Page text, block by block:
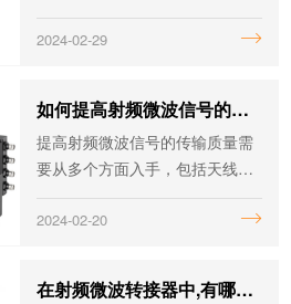
功率分配器。它能将一个天线信
号分配至多个接收设备，具备一
2024-02-29
如何提高射频微波信号的传输质量？
提高射频微波信号的传输质量需
要从多个方面入手，包括天线设
计、调制方式选择、信号处理技
术、材料和器件质量、传输路径
2024-02-20
在射频微波转接器中,有哪些重要的性能参数需要考虑？